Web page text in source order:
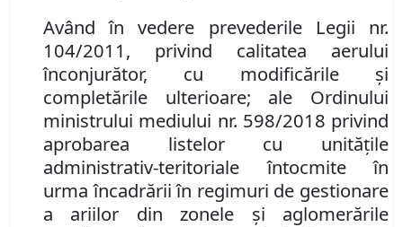
Având în vedere prevederile Legii nr.
104/2011, privind calitatea aerului
înconjurător, cu modificările şi
completările ulterioare; ale Ordinului
ministrului mediului nr. 598/2018 privind
aprobarea listelor cu unităţile
administrativ-teritoriale întocmite în
urma încadrării în regimuri de gestionare
a ariilor din zonele şi aglomerările